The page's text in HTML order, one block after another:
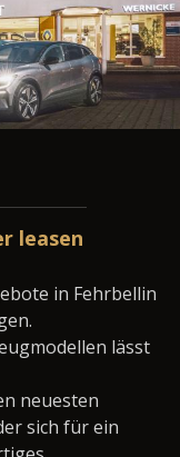
leasen
in Fehrbellin
lässt
neuesten
sich für ein